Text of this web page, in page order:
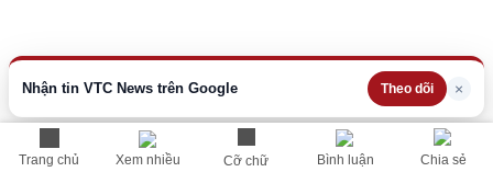
Trang chủ Xem nhiều Cỡ chữ Bình luận Chia sẻ
Nhận tin VTC News trên Google Theo dõi ×